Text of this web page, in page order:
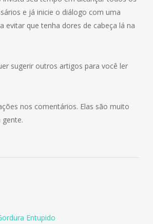
e já inicie o diálogo com uma
evitar que tenha dores de cabeça lá na
sugerir outros artigos para você ler
nos comentários. Elas são muito
Entupido